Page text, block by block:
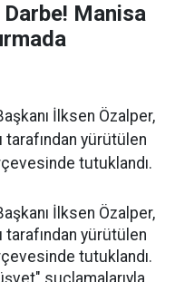
Manisa
İlksen Özalper,
tarafından yürütülen
tutuklandı.
İlksen Özalper,
tarafından yürütülen
tutuklandı.